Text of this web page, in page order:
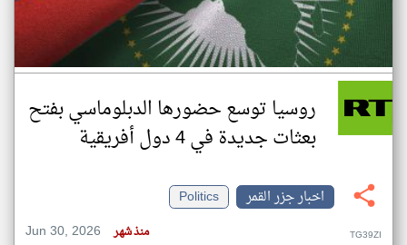
روسيا توسع حضورها الدبلوماسي بفتح
بعثات جديدة في 4 دول أفريقية
اخبار جزر القمر
Politics
Jun 30, 2026
منذ شهر TG39ZI